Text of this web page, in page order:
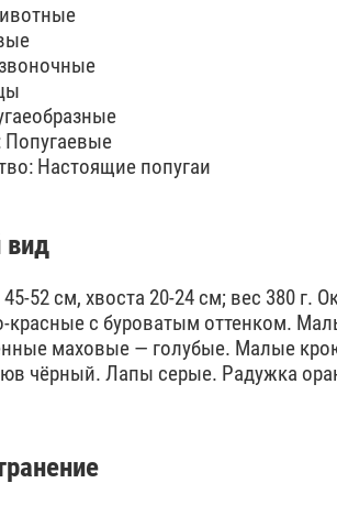
Попугаевые
Настоящие попугаи
вид
52 см, хвоста 20-24 см; вес 380 г.
красные с буроватым оттенком.
маховые — голубые. Малые
чёрный. Лапы серые. Радужка